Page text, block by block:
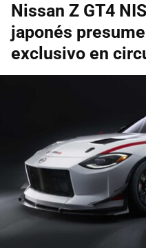
Nissan Z GT4
japonés
exclusivo en